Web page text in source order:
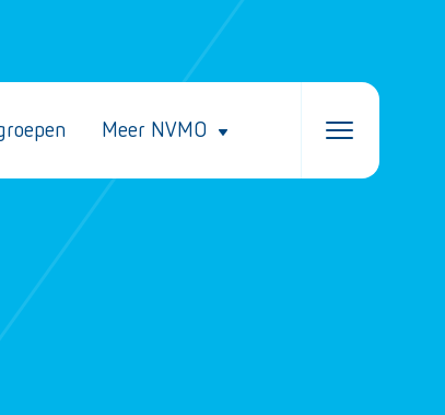
Meer NVMO